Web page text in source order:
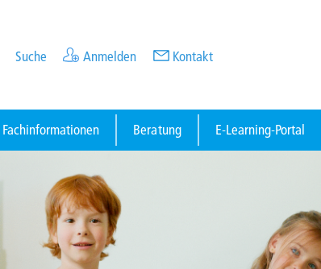
Suche Anmelden Kontakt
Fachinformationen Beratung E-Learning-Portal